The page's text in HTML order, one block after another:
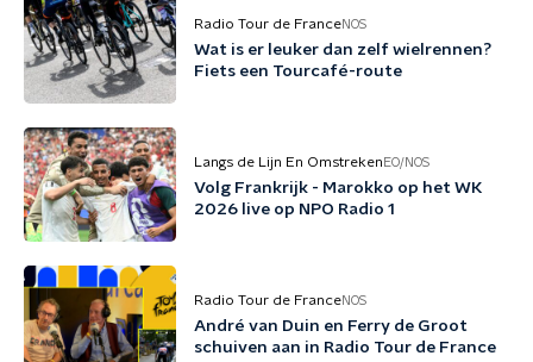
Radio Tour de FranceNOS
Wat is er leuker dan zelf wielrennen?
Fiets een Tourcafé-route
Langs de Lijn En Omstreken EO/NOS
Volg Frankrijk - Marokko op het WK
2026 live op NPO Radio 1
Radio Tour de FranceNOS
André van Duin en Ferry de Groot
schuiven aan in Radio Tour de France